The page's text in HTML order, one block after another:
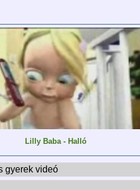
Lilly Baba - Halló
gyerek videó